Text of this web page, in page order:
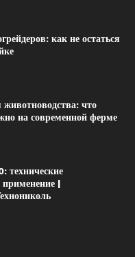
как не остаться
животноводства: что
на современной ферме
технические
применение |